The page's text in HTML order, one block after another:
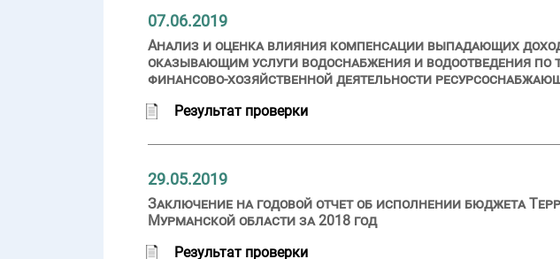
07.06.2019
Анализ и оценка влияния компенсации выпадающих
оказывающим услуги водоснабжения и водоотведения
финансово-хозяйственной деятельности
Результат проверки
29.05.2019
Заключение на годовой отчет об исполнении бюджета
Мурманской области за 2018 год
Результат проверки